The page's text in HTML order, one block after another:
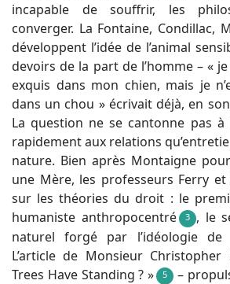
incapable de souffrir, les
converger. La Fontaine, Condillac,
développent l’idée de l’animal
devoirs de la part de l’homme – «
exquis dans mon chien, mais je
dans un chou » écrivait déjà, en
La question ne se cantonne pas à
rapidement aux relations
nature. Bien après Montaigne
une Mère, les professeurs Ferry et
sur les théories du droit : le
humaniste anthropocentré
3 , le
naturel forgé par l’idéologie de
L’article de Monsieur
Trees Have Standing ? »
5
–